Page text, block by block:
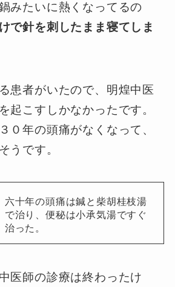
みたいに熱くなってるの
で針を刺したまま寝てしま
患者がいたので、明煌中医
起こすしかなかったです。
０年の頭痛がなくなって、
うです。
六十年の頭痛は鍼と柴胡桂枝湯
で治り、便秘は小承気湯ですぐ
治った。
医師の診療は終わったけ